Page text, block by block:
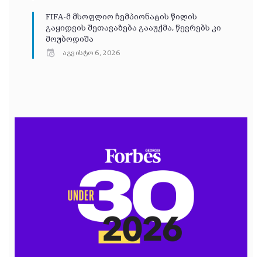
FIFA-მ მსოფლიო ჩემპიონატის წილის
გაყიდვის შეთავაზება გააუქმა, წევრებს კი
მოუბოდიშა
აგვისტო 6, 2026